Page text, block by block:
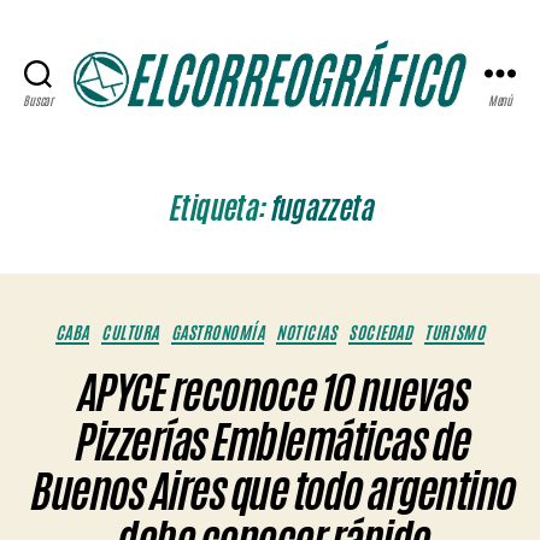
Buscar Menú
Etiqueta:fugazzeta
Categorías
CABA CULTURA GASTRONOMÍA NOTICIAS SOCIEDAD TURISMO
APYCE reconoce 10 nuevas
Pizzerías Emblemáticas de
Buenos Aires que todo argentino